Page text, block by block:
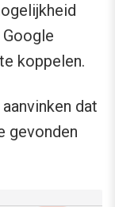
koppelen.
dat
gevonden